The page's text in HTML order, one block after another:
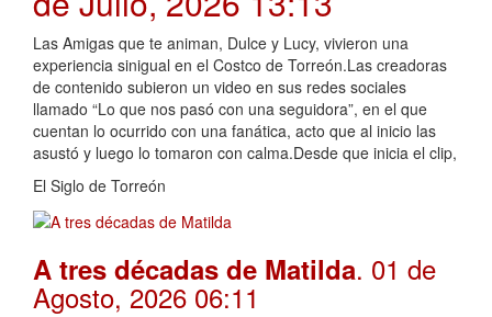
Las Amigas que te animan, Dulce y Lucy, vivieron una
experiencia sinigual en el Costco de Torreón.Las creadoras
de contenido subieron un video en sus redes sociales
llamado “Lo que nos pasó con una seguidora”, en el que
cuentan lo ocurrido con una fanática, acto que al inicio las
asustó y luego lo tomaron con calma.Desde que inicia el clip,
El Siglo de Torreón
A tres décadas de Matilda. 01 de
Agosto, 2026 06:11